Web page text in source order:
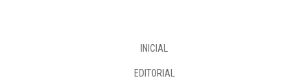
INICIAL
EDITORIAL